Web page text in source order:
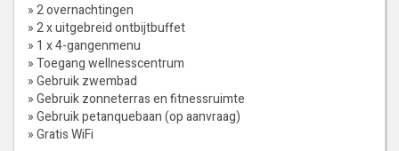
» 2 overnachtingen
» 2 x uitgebreid ontbijtbuffet
» 1 x 4-gangenmenu
» Toegang wellnesscentrum
» Gebruik zwembad
» Gebruik zonneterras en fitnessruimte
» Gebruik petanquebaan (op aanvraag)
» Gratis WiFi